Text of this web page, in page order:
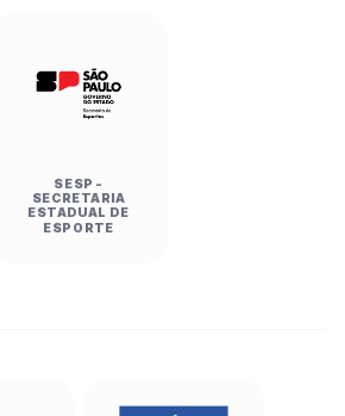
SESP -
SECRETARIA
ESTADUAL DE
ESPORTE